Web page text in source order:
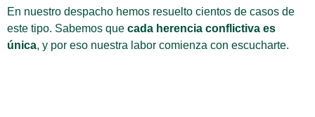
En nuestro despacho hemos resuelto cientos de casos de
este tipo. Sabemos que cada herencia conflictiva es
única, y por eso nuestra labor comienza con escucharte.